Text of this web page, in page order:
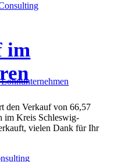
im
den Verkauf von 66,57
im Kreis Schleswig-
vielen Dank für Ihr